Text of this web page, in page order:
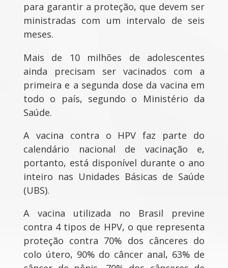
para garantir a proteção, que devem ser
ministradas com um intervalo de seis
meses.
Mais de 10 milhões de adolescentes
ainda precisam ser vacinados com a
primeira e a segunda dose da vacina em
todo o país, segundo o Ministério da
Saúde.
A vacina contra o HPV faz parte do
calendário nacional de vacinação e,
portanto, está disponível durante o ano
inteiro nas Unidades Básicas de Saúde
(UBS).
A vacina utilizada no Brasil previne
contra 4 tipos de HPV, o que representa
proteção contra 70% dos cânceres do
colo útero, 90% do câncer anal, 63% de